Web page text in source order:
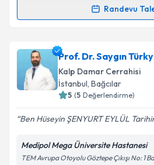
Randevu
için bir takvim hazırlandığında
bilgilendireceğiz.
E-posta Adresiniz
Kişisel verilerimin
Metni'ni okudum ve kişisel
Prof. Dr. Saygın
Kalp Damar Cerrahisi
İstanbul, Bağcılar
5 (5 Değerlendirme)
Ben Hüseyin ŞENYURT EYLÜL
Medipol Mega Üniversite Hastanesi
TEM Avrupa Otoyolu Göztepe Çıkışı No: 1